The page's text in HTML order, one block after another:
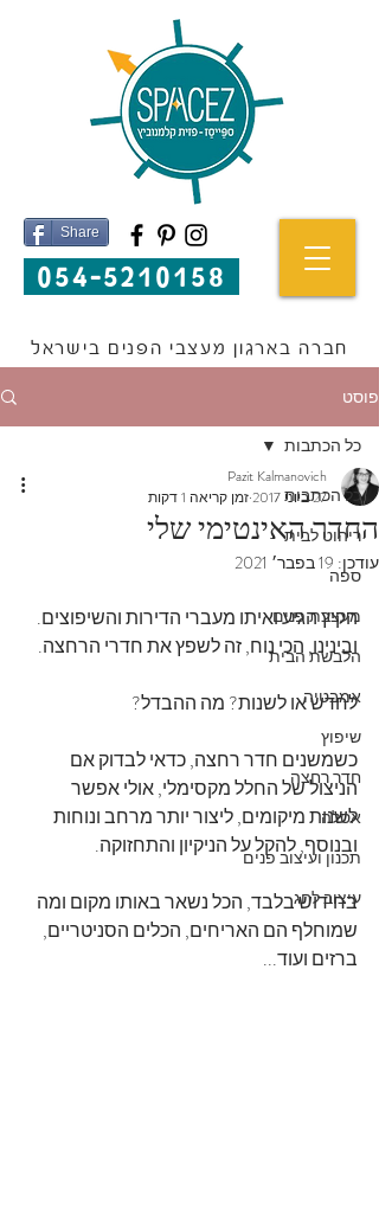
Share
חברה בארגון מעצבי הפנים בישראל
פוסט
כל הכתבות
ריהוט לבית
ספה
מעצבת פנים
הלבשת הבית
אמבטיה
שיפוץ
חדר רחצה
אסלה
תכנון ועיצוב פנים
עיצוב לחג
כל הכתבות
החדר האינטימי שלי
Pazit Kalmanovich
27 ביוני 2017
זמן קריאה 1 דקות
עודכן: 19 בפבר׳ 2021
הקיץ הגיע ואיתו מעברי הדירות והשיפוצים.
ובינינו, הכי נוח, זה לשפץ את חדרי הרחצה.
לחדש או לשנות? מה ההבדל?
כשמשנים חדר רחצה, כדאי לבדוק אם
הניצול של החלל מקסימלי, אולי אפשר
לשנות מיקומים, ליצור יותר מרחב ונוחות
ובנוסף, להקל על הניקיון והתחזוקה.
בחידוש בלבד, הכל נשאר באותו מקום ומה
שמוחלף הם האריחים, הכלים הסניטריים,
ברזים ועוד...